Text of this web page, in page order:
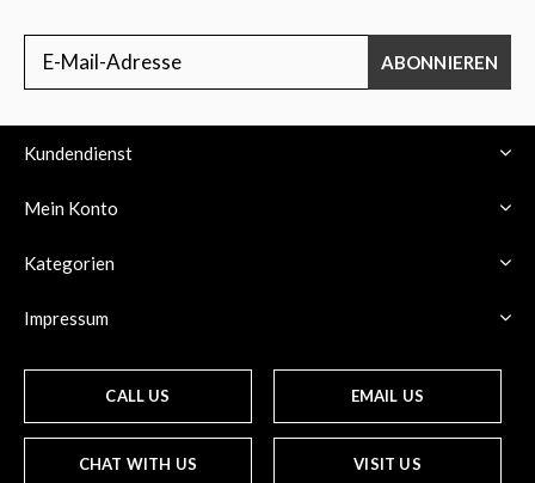
ABONNIEREN
Kundendienst
Mein Konto
Kategorien
Impressum
CALL US EMAIL US
CHAT WITH US VISIT US